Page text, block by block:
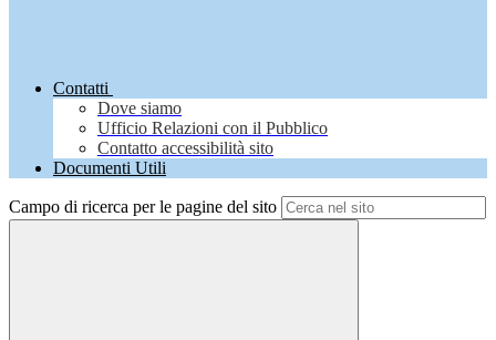
Contatti
Dove siamo
Ufficio Relazioni con il Pubblico
Contatto accessibilità sito
Documenti Utili
Campo di ricerca per le pagine del sito